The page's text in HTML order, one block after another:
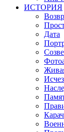
ИСТОРИЯ
Дата